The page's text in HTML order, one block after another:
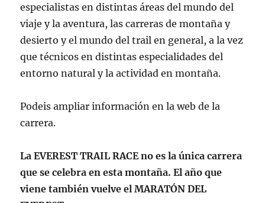
especialistas en distintas áreas del mundo del
viaje y la aventura, las carreras de montaña y
desierto y el mundo del trail en general, a la vez
que técnicos en distintas especialidades del
entorno natural y la actividad en montaña.
Podeis ampliar información en la web de la
carrera.
La EVEREST TRAIL RACE no es la única carrera
que se celebra en esta montaña. El año que
viene también vuelve el MARATÓN DEL